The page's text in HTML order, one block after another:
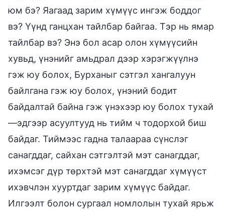
юм бэ? Яагаад зарим хүмүүс ингэж боддог
вэ? Үүнд ганцхан тайлбар байгаа. Тэр нь ямар
тайлбар вэ? Энэ бол асар олон хүмүүсийн
хувьд, үнэнийг амьдрал дээр хэрэгжүүлнэ
гэж юу болох, Бурханыг сэтгэл хангалуун
байлгана гэж юу болох, үнэний бодит
байдалтай байна гэж үнэхээр юу болох тухай
—эдгээр асуултууд нь тийм ч тодорхой биш
байдаг. Тиймээс гадна талаараа сүнслэг
санагддаг, сайхан сэтгэлтэй мэт санагддаг,
ихэмсэг дүр төрхтэй мэт санагддаг хүмүүст
ихэвчлэн хууртдаг зарим хүмүүс байдаг.
Илгээлт болон сургаал номлолын тухай ярьж